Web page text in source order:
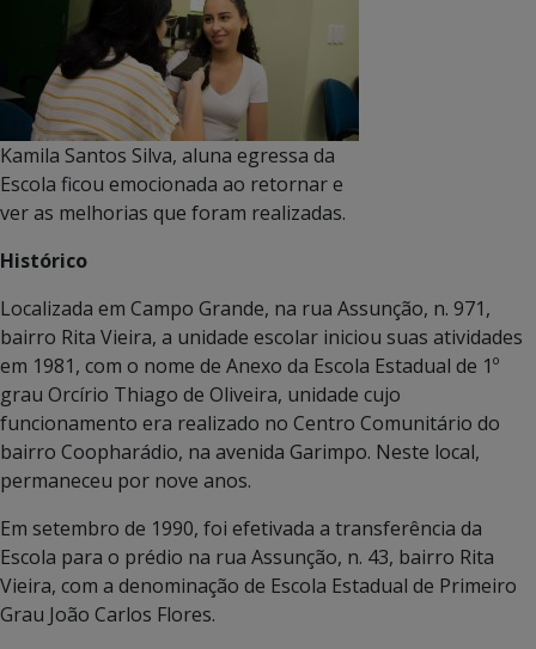
Kamila Santos Silva, aluna egressa da
Escola ficou emocionada ao retornar e
ver as melhorias que foram realizadas.
Histórico
Localizada em Campo Grande, na rua Assunção, n. 971,
bairro Rita Vieira, a unidade escolar iniciou suas atividades
em 1981, com o nome de Anexo da Escola Estadual de 1º
grau Orcírio Thiago de Oliveira, unidade cujo
funcionamento era realizado no Centro Comunitário do
bairro Coopharádio, na avenida Garimpo. Neste local,
permaneceu por nove anos.
Em setembro de 1990, foi efetivada a transferência da
Escola para o prédio na rua Assunção, n. 43, bairro Rita
Vieira, com a denominação de Escola Estadual de Primeiro
Grau João Carlos Flores.